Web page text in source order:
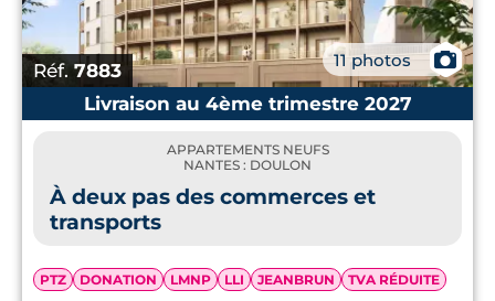
Réf.7883 11 photos
📷
Livraison au 4ème trimestre 2027
APPARTEMENTS NEUFS
NANTES : DOULON
À deux pas des commerces et
transports
PTZ DONATION LMNP LLI JEANBRUN TVA RÉDUITE